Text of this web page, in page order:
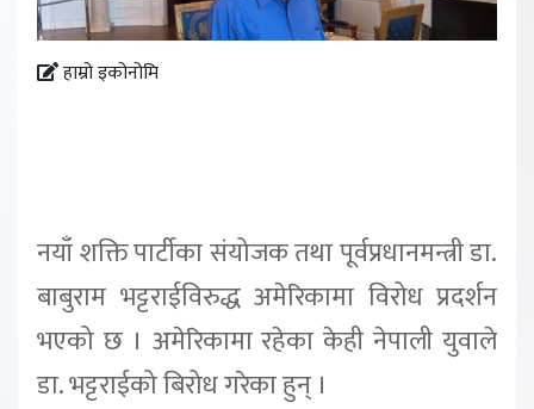
हाम्रो इकोनोमि
नयाँ शक्ति पार्टीका संयोजक तथा पूर्वप्रधानमन्त्री डा.
बाबुराम भट्टराईविरुद्ध अमेरिकामा विरोध प्रदर्शन
भएको छ । अमेरिकामा रहेका केही नेपाली युवाले
डा. भट्टराईको बिरोध गरेका हुन् ।